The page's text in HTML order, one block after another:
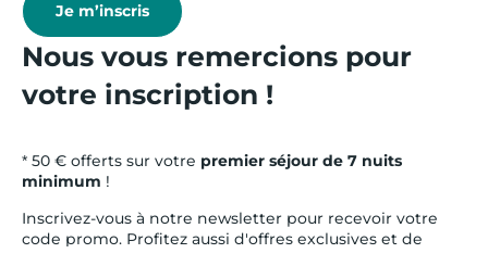
Je m’inscris
Nous vous remercions pour
votre inscription !
* 50 € offerts sur votre premier séjour de 7 nuits
minimum !
Inscrivez-vous à notre newsletter pour recevoir votre
code promo. Profitez aussi d'offres exclusives et de